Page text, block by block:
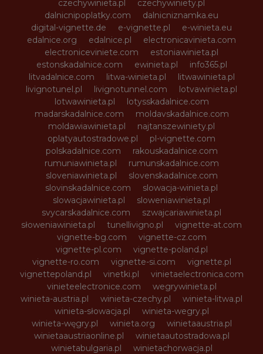
czechywinieta.pl
czechywiniety.pl
dalnicnipoplatky.com
dalnicniznamka.eu
digital-vignette.de
e-vignette.pl
e-winieta.eu
edalnice.org
edalnice.pl
electronicavinieta.com
electroniceviniete.com
estoniawinieta.pl
estonskadalnice.com
ewinieta.pl
info365.pl
litvadalnice.com
litwa-winieta.pl
litwawinieta.pl
livignotunel.pl
livignotunnel.com
lotvawinieta.pl
lotwawinieta.pl
lotysskadalnice.com
madarskadalnice.com
moldavskadalnice.com
moldawiawinieta.pl
najtanszewiniety.pl
oplatyautostradowe.pl
pl-vignette.com
polskadalnice.com
rakouskadalnice.com
rumuniawinieta.pl
rumunskadalnice.com
sloveniawinieta.pl
slovenskadalnice.com
slovinskadalnice.com
slowacja-winieta.pl
slowacjawinieta.pl
sloweniawinieta.pl
svycarskadalnice.com
szwajcariawinieta.pl
słoweniawinieta.pl
tunellivigno.pl
vignette-at.com
vignette-bg.com
vignette-cz.com
vignette-pl.com
vignette-poland.pl
vignette-ro.com
vignette-si.com
vignette.pl
vignettepoland.pl
vinetki.pl
vinietaelectronica.com
vinieteelectronice.com
wegrywinieta.pl
winieta-austria.pl
winieta-czechy.pl
winieta-litwa.pl
winieta-słowacja.pl
winieta-wegry.pl
winieta-węgry.pl
winieta.org
winietaaustria.pl
winietaaustriaonline.pl
winietaautostradowa.pl
winietabulgaria.pl
winietachorwacja.pl